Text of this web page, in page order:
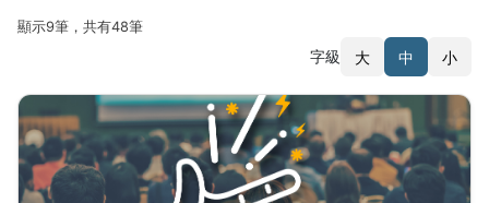
顯示9筆，共有48筆
字級 大 中 小
搜尋結果